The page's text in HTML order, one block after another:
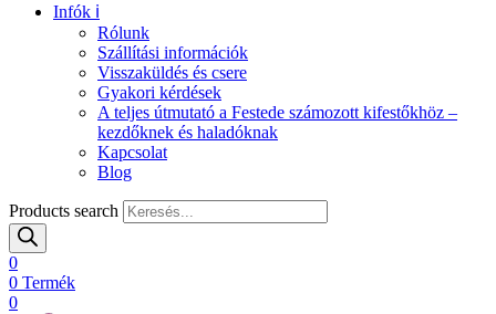
Infók ℹ️
Rólunk
Szállítási információk
Visszaküldés és csere
Gyakori kérdések
A teljes útmutató a Festede számozott kifestőkhöz –
kezdőknek és haladóknak
Kapcsolat
Blog
Products search
0
0 Termék
0